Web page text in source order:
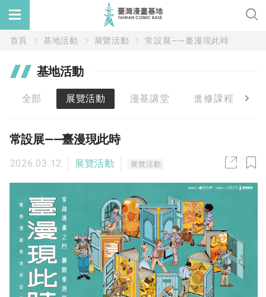
首頁 基地活動 展覽活動 常設展——臺漫現此時
基地活動
全部 展覽活動 漫基講堂 進修課程
常設展——臺漫現此時
2026.03.12 展覽活動 展覽活動